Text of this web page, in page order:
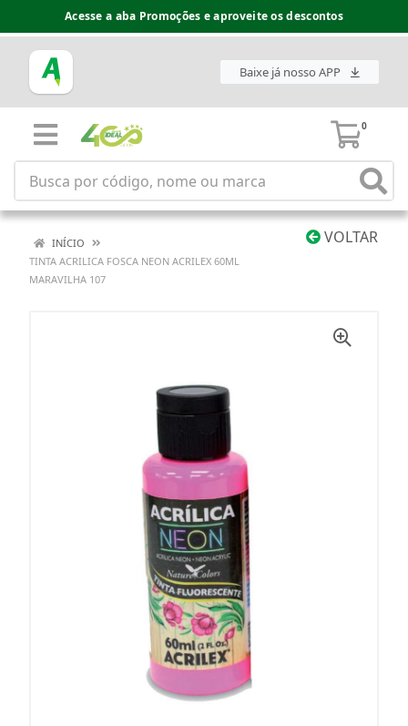
Acesse a aba Promoções e aproveite os descontos
Baixe já nosso APP
0
VOLTAR
INÍCIO
TINTA ACRILICA FOSCA NEON ACRILEX 60ML
MARAVILHA 107